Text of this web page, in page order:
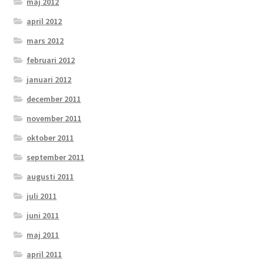
april 2012
mars 2012
februari 2012
januari 2012
december 2011
november 2011
oktober 2011
september 2011
augusti 2011
juli 2011
juni 2011
maj 2011
april 2011